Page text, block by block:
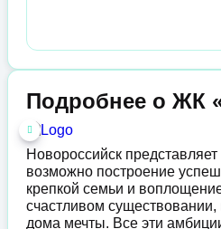
Подробнее о ЖК
Новороссийск
возможно построение
крепкой семьи и
счастливом существовании,
дома мечты. Все эти